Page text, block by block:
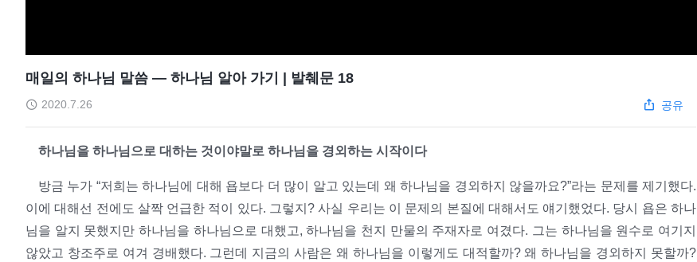
매일의 하나님 말씀 ― 하나님 알아 가기 | 발췌문 18
2020.7.26 공유
하나님을 하나님으로 대하는 것이야말로 하나님을 경외하는 시작이다
방금 누가 “저희는 하나님에 대해 욥보다 더 많이 알고 있는데 왜 하나님을 경외하지 않을까요?”라는 문제를 제기했다.
이에 대해선 전에도 살짝 언급한 적이 있다. 그렇지? 사실 우리는 이 문제의 본질에 대해서도 얘기했었다. 당시 욥은 하나
님을 알지 못했지만 하나님을 하나님으로 대했고, 하나님을 천지 만물의 주재자로 여겼다. 그는 하나님을 원수로 여기지
않았고 창조주로 여겨 경배했다. 그런데 지금의 사람은 왜 하나님을 이렇게도 대적할까? 왜 하나님을 경외하지 못할까?